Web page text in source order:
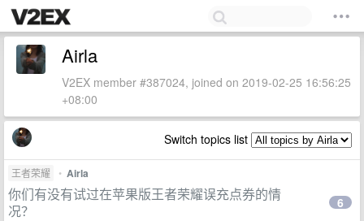
Airla
V2EX member #387024, joined on 2019-02-25 16:56:25
+08:00
Switch topics list
王者荣耀 • Airla
你们有没有试过在苹果版王者荣耀误充点券的情
况？
6